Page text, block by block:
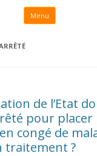
Menu Aller au
de l’Etat
pour placer
congé de
traitement ?